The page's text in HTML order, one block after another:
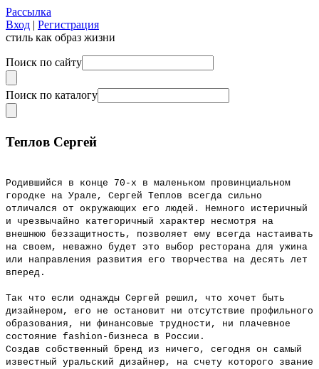
Рассылка
Вход | Регистрация
стиль как образ жизни
Поиск по сайту
Поиск по каталогу
Теплов Сергей
Родившийся в конце 70-х в маленьком провинциальном
городке на Урале, Сергей Теплов всегда сильно
отличался от окружающих его людей. Немного истеричный
и чрезвычайно категоричный характер несмотря на
внешнюю беззащитность, позволяет ему всегда настаивать
на своем, неважно будет это выбор ресторана для ужина
или направления развития его творчества на десять лет
вперед.
Так что если однажды Сергей решил, что хочет быть
дизайнером, его не остановит ни отсутствие профильного
образования, ни финансовые трудности, ни плачевное
состояние fashion-бизнеса в России.
Создав собственный бренд из ничего, сегодня он самый
известный уральский дизайнер, на счету которого звание